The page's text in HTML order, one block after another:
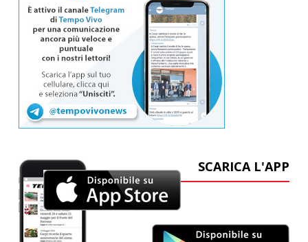
SCARICA L'APP